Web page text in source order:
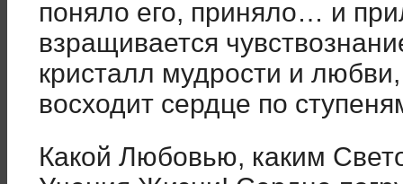
поняло его, приняло… и
взращивается
кристалл мудрости и
восходит сердце по
Какой Любовью, каким